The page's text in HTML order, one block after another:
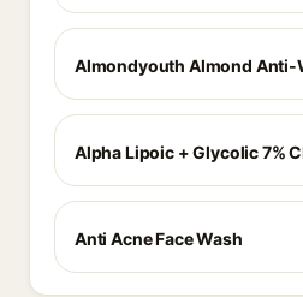
Almondyouth Almond Anti-
Alpha Lipoic + Glycolic 7%
Anti Acne Face Wash